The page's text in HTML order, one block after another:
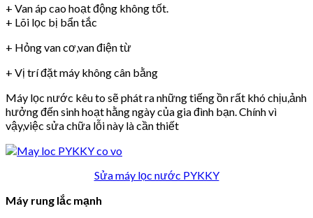
+ Van áp cao hoạt động không tốt.
+ Lõi lọc bị bẩn tắc
+ Hỏng van cơ,van điện từ
+ Vị trí đặt máy không cân bằng
Máy lọc nước kêu to sẽ phát ra những tiếng ồn rất khó chịu,ảnh
hưởng đến sinh hoạt hằng ngày của gia đình bạn. Chính vì
vậy,việc sửa chữa lỗi này là cần thiết
Sửa máy lọc nước PYKKY
Máy rung lắc mạnh